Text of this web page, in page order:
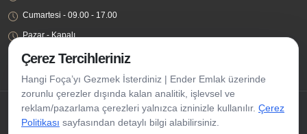
Cumartesi - 09.00 - 17.00
Pazar - Kapalı
Telif Hakkı Saklıdır @ 2021 Ender Emlak
Çerez Tercihleriniz
Hangi Foça’yı Gezmek İsterdiniz | Ender Emlak üzerinde
zorunlu çerezler dışında kalan analitik, işlevsel ve
reklam/pazarlama çerezleri yalnızca izninizle kullanılır. Çerez
Politikası sayfasından detaylı bilgi alabilirsiniz.